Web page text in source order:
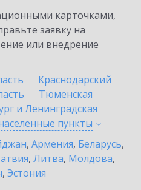
карточками,
заявку на
или внедрение
Краснодарский
Тюменская
и Ленинградская
пункты
, Армения, Беларусь,
, Литва, Молдова,
, Эстония